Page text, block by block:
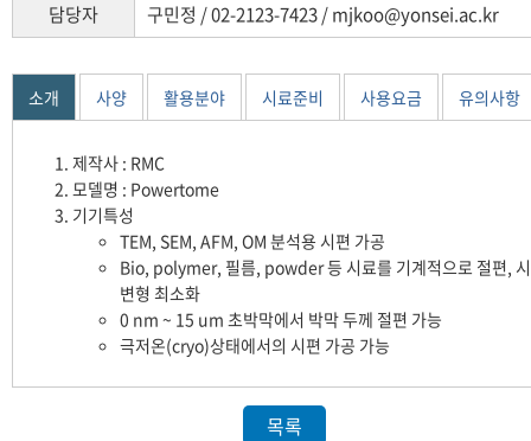
담당자
구민정 / 02-2123-7423 / mjkoo@yonsei.ac.kr
소개 사양 활용분야 시료준비 사용요금 유의사항
제작사 : RMC
모델명 : Powertome
기기특성
TEM, SEM, AFM, OM 분석용 시편 가공
Bio, polymer, 필름, powder 등 시료를 기계적으로 절편,
변형 최소화
0 nm ~ 15 um 초박막에서 박막 두께 절편 가능
극저온(cryo)상태에서의 시편 가공 가능
목록